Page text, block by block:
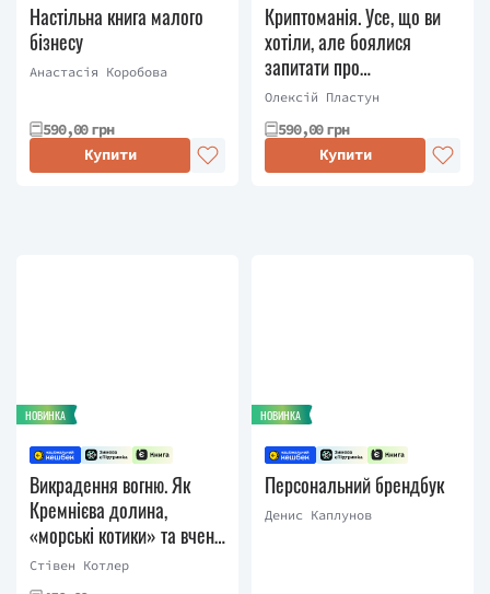
Настільна книга малого
бізнесу
Анастасія Коробова
590,00 грн
Купити
Криптоманія. Усе, що ви
хотіли, але боялися
запитати про
криптовалюти
Олексій Пластун
590,00 грн
Купити
НОВИНКА
Викрадення вогню. Як
Кремнієва долина,
«морські котики» та вчені-
новатори
революціонізують наш
Стівен Котлер
НОВИНКА
Персональний брендбук
Денис Каплунов